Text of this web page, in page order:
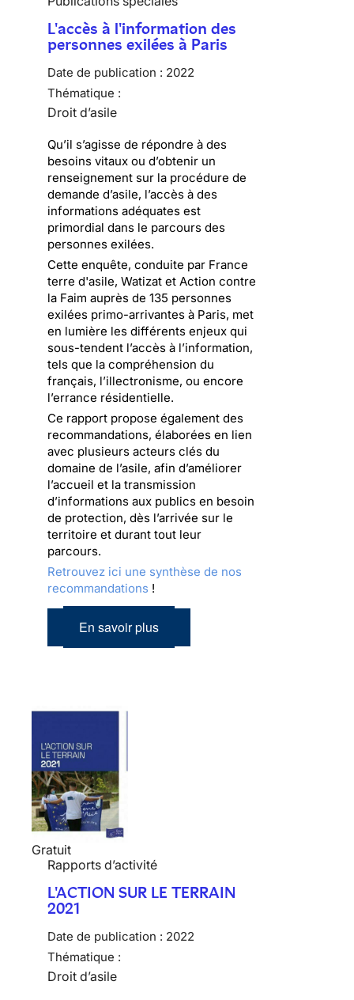
L'accès à l'information des
personnes exilées à Paris
Date de publication : 2022
Thématique :
Droit d’asile
Qu’il s’agisse de répondre à des
besoins vitaux ou d’obtenir un
renseignement sur la procédure de
demande d’asile, l’accès à des
informations adéquates est
primordial dans le parcours des
personnes exilées.
Cette enquête, conduite par France
terre d'asile, Watizat et Action contre
la Faim auprès de 135 personnes
exilées primo-arrivantes à Paris, met
en lumière les différents enjeux qui
sous-tendent l’accès à l’information,
tels que la compréhension du
français, l’illectronisme, ou encore
l’errance résidentielle.
Ce rapport propose également des
recommandations, élaborées en lien
avec plusieurs acteurs clés du
domaine de l’asile, afin d’améliorer
l’accueil et la transmission
d’informations aux publics en besoin
de protection, dès l’arrivée sur le
territoire et durant tout leur
parcours.
Retrouvez ici une synthèse de nos
recommandations !
En savoir plus
Gratuit
Rapports d’activité
L'ACTION SUR LE TERRAIN
2021
Date de publication : 2022
Thématique :
Droit d’asile